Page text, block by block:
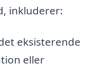
inkluderer:
eksisterende
eller